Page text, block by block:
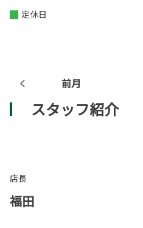
前月
定休日
スタッフ紹介
店長
福田